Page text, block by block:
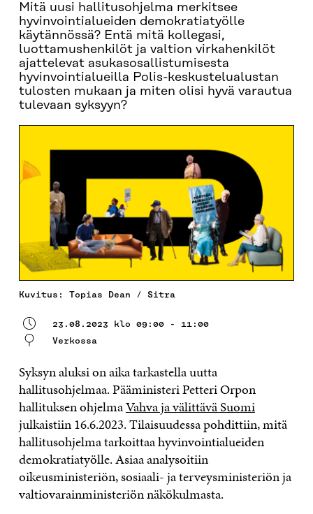
Mitä uusi hallitusohjelma merkitsee
hyvinvointialueiden demokratiatyölle
käytännössä? Entä mitä kollegasi,
luottamushenkilöt ja valtion virkahenkilöt
ajattelevat asukasosallistumisesta
hyvinvointialueilla Polis-keskustelualustan
tulosten mukaan ja miten olisi hyvä varautua
tulevaan syksyyn?
Kuvitus: Topias Dean / Sitra
23.08.2023 klo 09:00 - 11:00
Verkossa
Syksyn aluksi on aika tarkastella uutta
hallitusohjelmaa. Pääministeri Petteri Orpon
hallituksen ohjelmaVahva ja välittävä Suomi
julkaistiin 16.6.2023. Tilaisuudessa pohdittiin, mitä
hallitusohjelma tarkoittaa hyvinvointialueiden
demokratiatyölle. Asiaa analysoitiin
oikeusministeriön, sosiaali- ja terveysministeriön ja
valtiovarainministeriön näkökulmasta.